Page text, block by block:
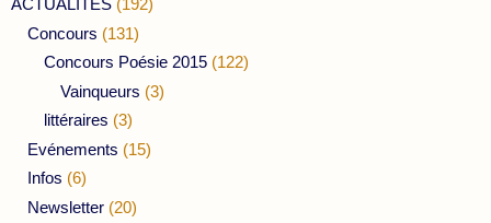
ACTUALITES (192)
Concours (131)
Concours Poésie 2015 (122)
Vainqueurs (3)
littéraires (3)
Evénements (15)
Infos (6)
Newsletter (20)